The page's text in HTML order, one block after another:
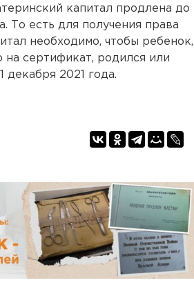
капитал продлена до
То есть для получения права
необходимо, чтобы ребенок,
на сертификат, родился или
декабря 2021 года.